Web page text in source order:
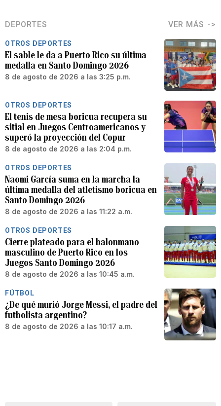
DEPORTES VER MÁS
OTROS DEPORTES
El sable le da a Puerto Rico su última
medalla en Santo Domingo 2026
8 de agosto de 2026 a las 3:25 p.m.
OTROS DEPORTES
El tenis de mesa boricua recupera su
sitial en Juegos Centroamericanos y
superó la proyección del Copur
8 de agosto de 2026 a las 2:04 p.m.
OTROS DEPORTES
Naomi García suma en la marcha la
última medalla del atletismo boricua en
Santo Domingo 2026
8 de agosto de 2026 a las 11:22 a.m.
OTROS DEPORTES
Cierre plateado para el balonmano
masculino de Puerto Rico en los
Juegos Santo Domingo 2026
8 de agosto de 2026 a las 10:45 a.m.
FÚTBOL
¿De qué murió Jorge Messi, el padre del
futbolista argentino?
8 de agosto de 2026 a las 10:17 a.m.